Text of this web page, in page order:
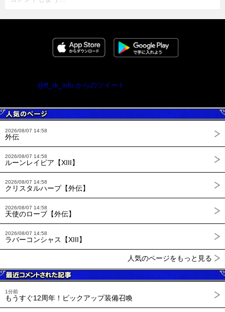
@ff_rk_info からのツイート
2026/08/07 14:58
外伝
2026/08/07 14:58
ルーンレイピア【XIII】
2026/08/07 14:58
クリスタルハープ【外伝】
2026/08/07 14:58
天使のローブ【外伝】
2026/08/07 14:58
ラバーコンシャス【XIII】
人気のページをもっと見る
1分前
もうすぐ12周年！ピックアップ装備召喚